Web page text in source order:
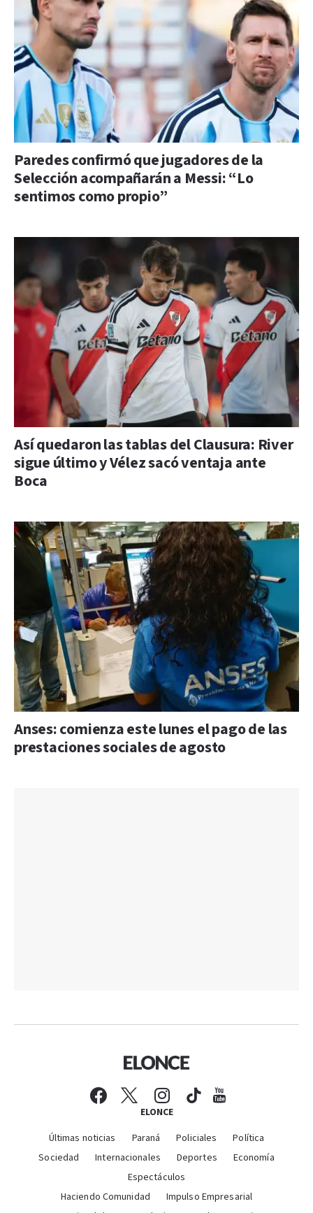
Paredes confirmó que jugadores de la
Selección acompañarán a Messi: “Lo
sentimos como propio”
Así quedaron las tablas del Clausura: River
sigue último y Vélez sacó ventaja ante
Boca
Anses: comienza este lunes el pago de las
prestaciones sociales de agosto
ELONCE
Últimas noticias Paraná Policiales
Política
Sociedad
Internacionales Deportes
Economía
Espectáculos
Haciendo Comunidad
Impulso Empresarial